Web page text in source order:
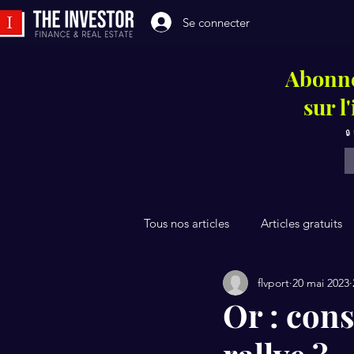
Se connecter
sur
🔒
Tous nos articles Articles gratuits
Or :
flvport 20 mai 2023